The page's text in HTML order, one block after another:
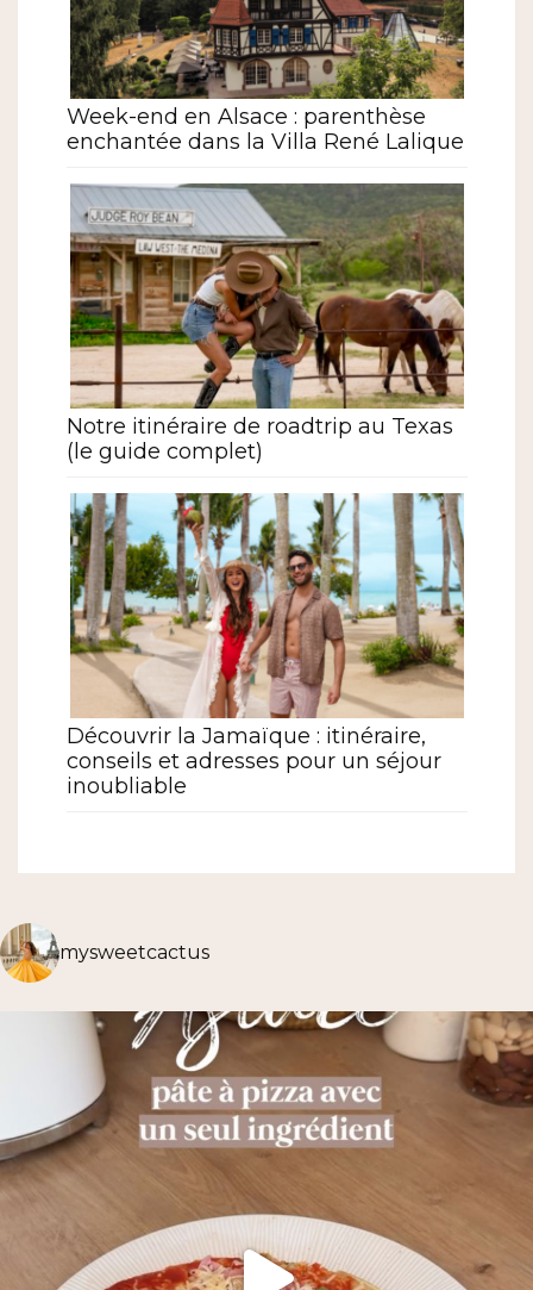
Week-end en Alsace : parenthèse
enchantée dans la Villa René Lalique
Notre itinéraire de roadtrip au Texas
(le guide complet)
Découvrir la Jamaïque : itinéraire,
conseils et adresses pour un séjour
inoubliable
mysweetcactus